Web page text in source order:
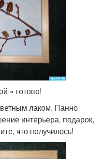
» готово!
лаком. Панно
интерьера, подарок,
что получилось!